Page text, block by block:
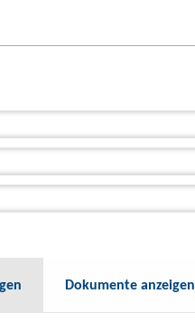
Dokumente anzeigen